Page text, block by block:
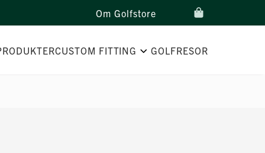
Om Golfstore
CUSTOM FITTING GOLFRESOR